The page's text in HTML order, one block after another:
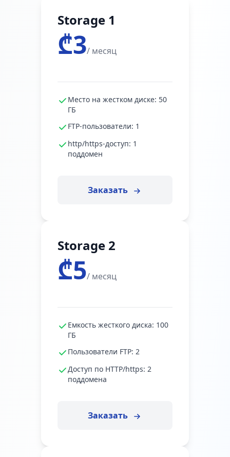
Storage 1
₾3/ месяц
Место на жестком диске: 50
ГБ
FTP-пользователи: 1
http/https-доступ: 1
поддомен
Заказать
Storage 2
₾5/ месяц
Емкость жесткого диска: 100
ГБ
Пользователи FTP: 2
Доступ по HTTP/https: 2
поддомена
Заказать